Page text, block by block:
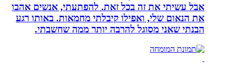
אבל עשיתי את זה בכל זאת. להפתעתי, אנשים אהבו
את הנאום שלי, ואפילו קיבלתי מחמאות. באותו רגע
הבנתי שאני מסוגל להרבה יותר ממה שחשבתי.